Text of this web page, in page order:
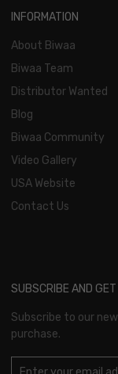
INFORMATION
About Biwaa
Biwaa Team
Distributor Wanted
Blog
Biwaa Community
Video Gallery
USA Website
Contact Us
SUBSCRIBE AND
Subscribe to our
purchase.